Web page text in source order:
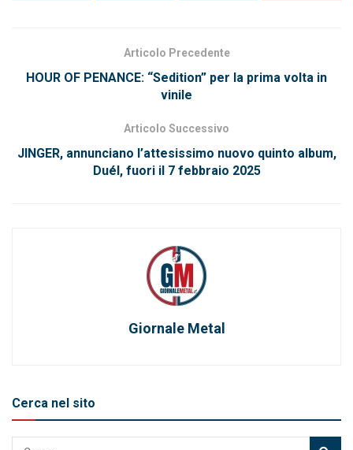
Articolo Precedente
HOUR OF PENANCE: “Sedition” per la prima volta in
vinile
Articolo Successivo
JINGER, annunciano l’attesissimo nuovo quinto album,
Duél, fuori il 7 febbraio 2025
Giornale Metal
Cerca nel sito